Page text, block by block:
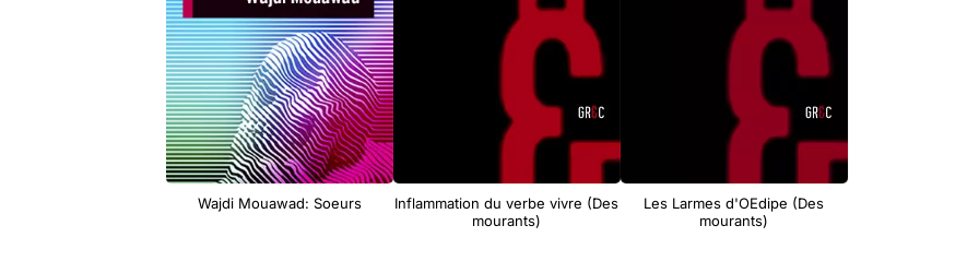
Wajdi Mouawad: Soeurs
Inflammation du verbe vivre (Des
mourants)
Les Larmes d'OEdipe (Des
mourants)